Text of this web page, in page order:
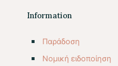
Information
Παράδοση
Νομική ειδοποίηση